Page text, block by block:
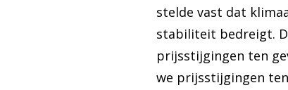
stelde vast dat
stabiliteit bedreigt.
prijsstijgingen ten
we prijsstijgingen